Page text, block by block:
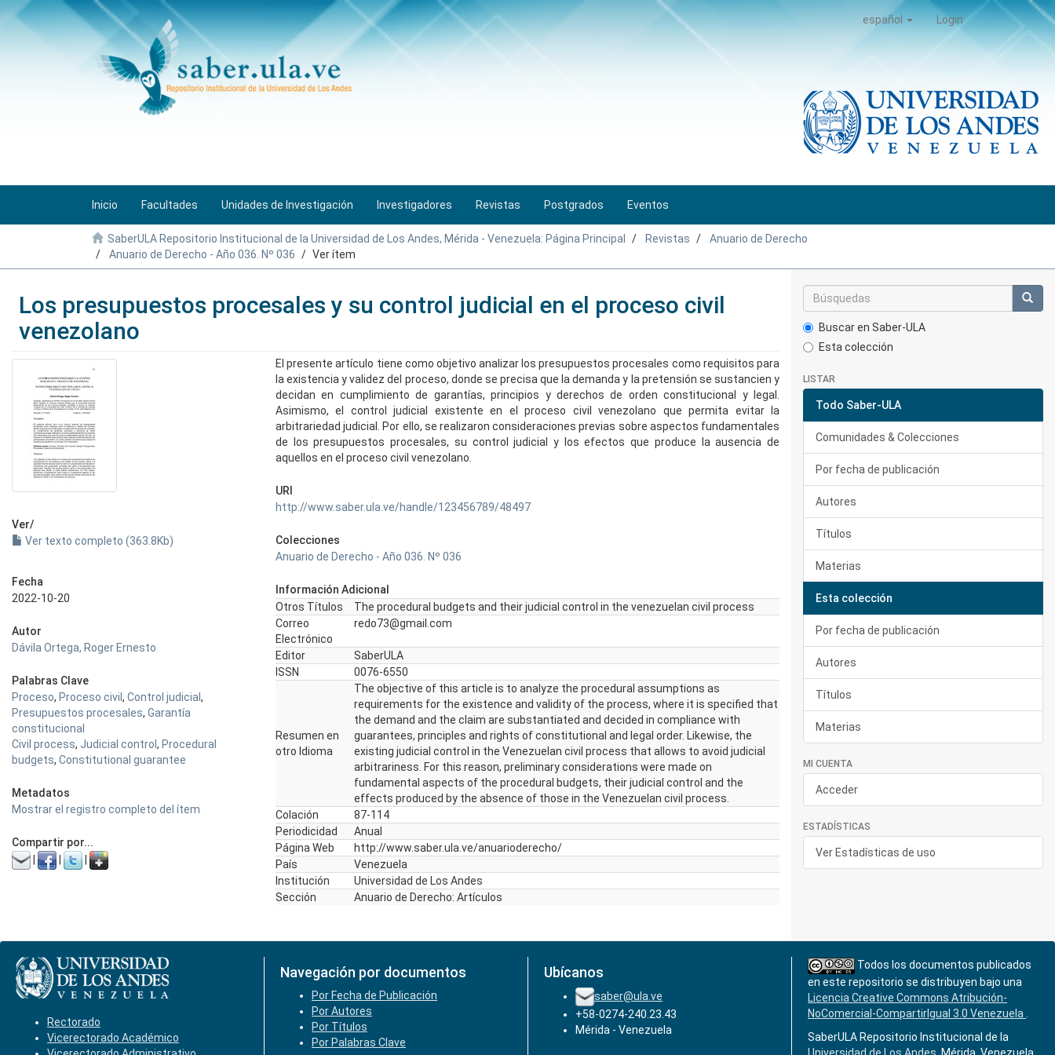
español Login
Inicio Facultades Unidades de Investigación Investigadores Revistas Postgrados Eventos
SaberULA Repositorio Institucional de la Universidad de Los Andes, Mérida - Venezuela: Página Principal Revistas
Anuario de Derecho
Anuario de Derecho - Año 036. Nº 036
Ver ítem
Los presupuestos procesales y su control judicial en el proceso civil
venezolano
Ver/
Ver texto completo (363.8Kb)
Fecha
2022-10-20
Autor
Dávila Ortega, Roger Ernesto
Palabras Clave
Proceso, Proceso civil , Control judicial ,
Presupuestos procesales, Garantía
constitucional
Civil process, Judicial control , Procedural
budgets, Constitutional guarantee
Metadatos
Mostrar el registro completo del ítem
Compartir por...
El presente artículo tiene como objetivo analizar los presupuestos procesales como requisitos para
la existencia y validez del proceso, donde se precisa que la demanda y la pretensión se sustancien y
decidan en cumplimiento de garantías, principios y derechos de orden constitucional y legal.
Asimismo, el control judicial existente en el proceso civil venezolano que permita evitar la
arbitrariedad judicial. Por ello, se realizaron consideraciones previas sobre aspectos fundamentales
de los presupuestos procesales, su control judicial y los efectos que produce la ausencia de
aquellos en el proceso civil venezolano.
URI
http://www.saber.ula.ve/handle/123456789/48497
Colecciones
Anuario de Derecho - Año 036. Nº 036
Información Adicional
Otros Títulos
The procedural budgets and their judicial control in the venezuelan civil process
Correo
Electrónico
redo73@gmail.com
Editor
SaberULA
ISSN
0076-6550
Resumen en
otro Idioma
The objective of this article is to analyze the procedural assumptions as
requirements for the existence and validity of the process, where it is specified that
the demand and the claim are substantiated and decided in compliance with
guarantees, principles and rights of constitutional and legal order. Likewise, the
existing judicial control in the Venezuelan civil process that allows to avoid judicial
arbitrariness. For this reason, preliminary considerations were made on
fundamental aspects of the procedural budgets, their judicial control and the
effects produced by the absence of those in the Venezuelan civil process.
Colación
87-114
Periodicidad
Anual
Página Web
http://www.saber.ula.ve/anuarioderecho/
País
Venezuela
Institución
Universidad de Los Andes
Sección
Anuario de Derecho: Artículos
Buscar en Saber-ULA
Esta colección
LISTAR
Todo Saber-ULA
Comunidades & Colecciones
Por fecha de publicación
Autores
Títulos
Materias
Esta colección
Por fecha de publicación
Autores
Títulos
Materias
MI CUENTA
Acceder
ESTADÍSTICAS
Ver Estadísticas de uso
Rectorado
Vicerectorado Académico
Navegación por documentos
Por Fecha de Publicación
Por Autores
Por Títulos
Por Palabras Clave
Ubícanos
saber@ula.ve
+58-0274-240.23.43
Mérida - Venezuela
Todos los documentos publicados
en este repositorio se distribuyen bajo una
Licencia Creative Commons Atribución-
NoComercial-CompartirIgual 3.0 Venezuela
SaberULA Repositorio Institucional de la
Universidad de Los Andes , Mérida, Venezuela